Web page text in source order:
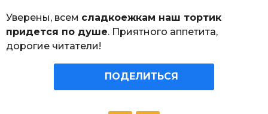
Уверены, всем сладкоежкам наш тортик
придется по душе. Приятного аппетита,
дорогие читатели!
ПОДЕЛИТЬСЯ